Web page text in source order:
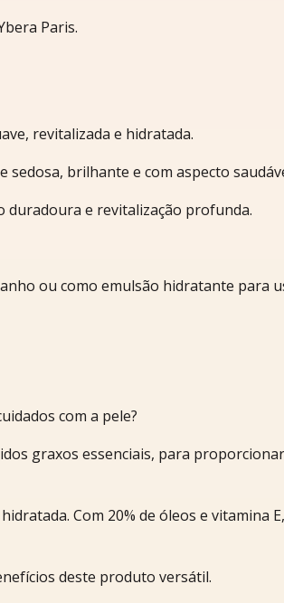
Paris.
revitalizada e hidratada.
brilhante e com aspecto
e revitalização profunda.
ou como emulsão hidratante para
com a pele?
graxos essenciais, para proporcionar
Com 20% de óleos e vitamina
deste produto versátil.